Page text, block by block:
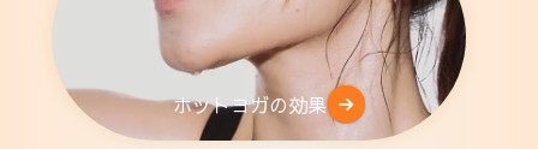
ホットヨガの効果